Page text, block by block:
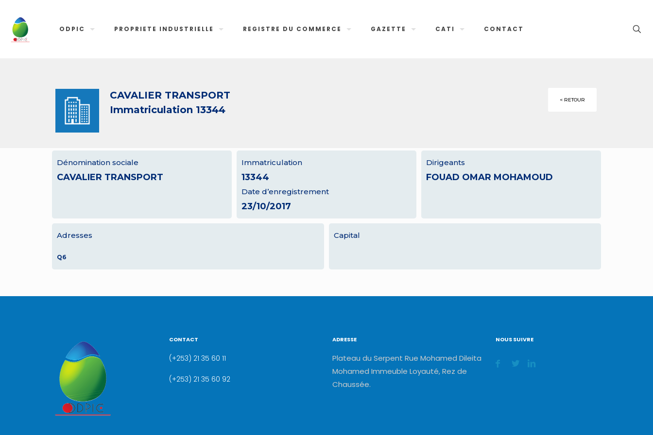
ODPIC PROPRIETE INDUSTRIELLE REGISTRE DU COMMERCE GAZETTE CATI CONTACT
CAVALIER TRANSPORT
Immatriculation 13344
< RETOUR
Dénomination sociale
CAVALIER TRANSPORT
Immatriculation
13344
Date d’enregistrement
23/10/2017
Dirigeants
FOUAD OMAR MOHAMOUD
Adresses
Q6
Capital
CONTACT
(+253) 21 35 60 11
(+253) 21 35 60 92
ADRESSE
Plateau du Serpent Rue Mohamed Dileita
Mohamed Immeuble Loyauté, Rez de
Chaussée.
NOUS SUIVRE